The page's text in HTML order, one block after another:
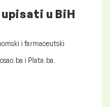
u BiH
i farmaceutski
i Plata.ba.